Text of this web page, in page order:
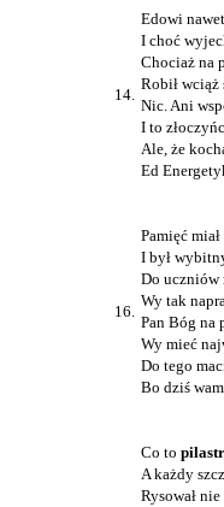
14.
Edowi
I choć
Chociaż na
Robił wciąż
Nic. Ani
I to
Ale, że
Ed
16.
Pamięć
I był
Do uczniów
Wy tak
Pan Bóg na
Wy mieć
Do tego
Bo dziś
Co to
A każdy
Rysował